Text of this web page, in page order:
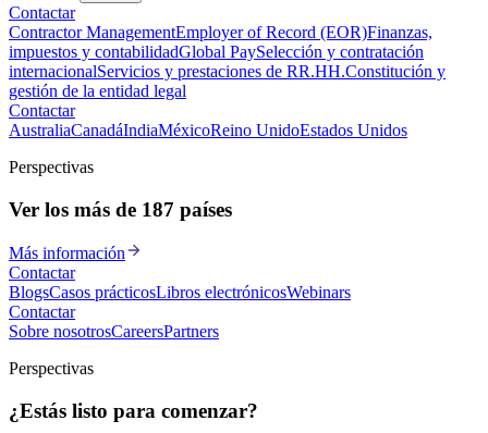
Contactar
Contractor ManagementEmployer of Record (EOR)Finanzas,
impuestos y contabilidadGlobal PaySelección y contratación
internacionalServicios y prestaciones de RR.HH.Constitución y
gestión de la entidad legal
Contactar
AustraliaCanadáIndiaMéxicoReino UnidoEstados Unidos
Perspectivas
Ver los más de 187 países
Más información
Contactar
BlogsCasos prácticosLibros electrónicosWebinars
Contactar
Sobre nosotrosCareersPartners
Perspectivas
¿Estás listo para comenzar?